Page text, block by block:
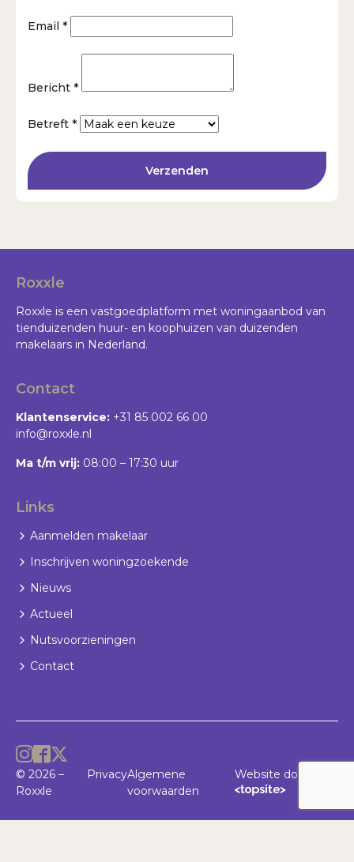
Email *
Bericht *
Betreft *
Verzenden
Roxxle
Roxxle is een vastgoedplatform met woningaanbod van
tienduizenden huur- en koophuizen van duizenden
makelaars in Nederland.
Contact
Klantenservice: +31 85 002 66 00
info@roxxle.nl
Ma t/m vrij: 08:00 – 17:30 uur
Links
Aanmelden makelaar
Inschrijven woningzoekende
Nieuws
Actueel
Nutsvoorzieningen
Contact
© 2026 –
Roxxle
PrivacyAlgemene
voorwaarden
Website door